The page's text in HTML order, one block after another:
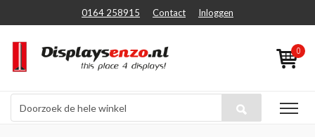
0164 258915 Contact Inloggen
0